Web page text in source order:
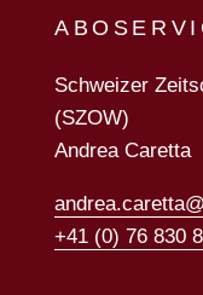
Schweizer
(SZOW)
Andrea Caretta
+41 (0) 76 830